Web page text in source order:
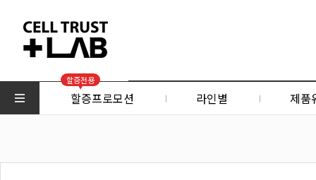
할증전용
할증프로모션 라인별 제품